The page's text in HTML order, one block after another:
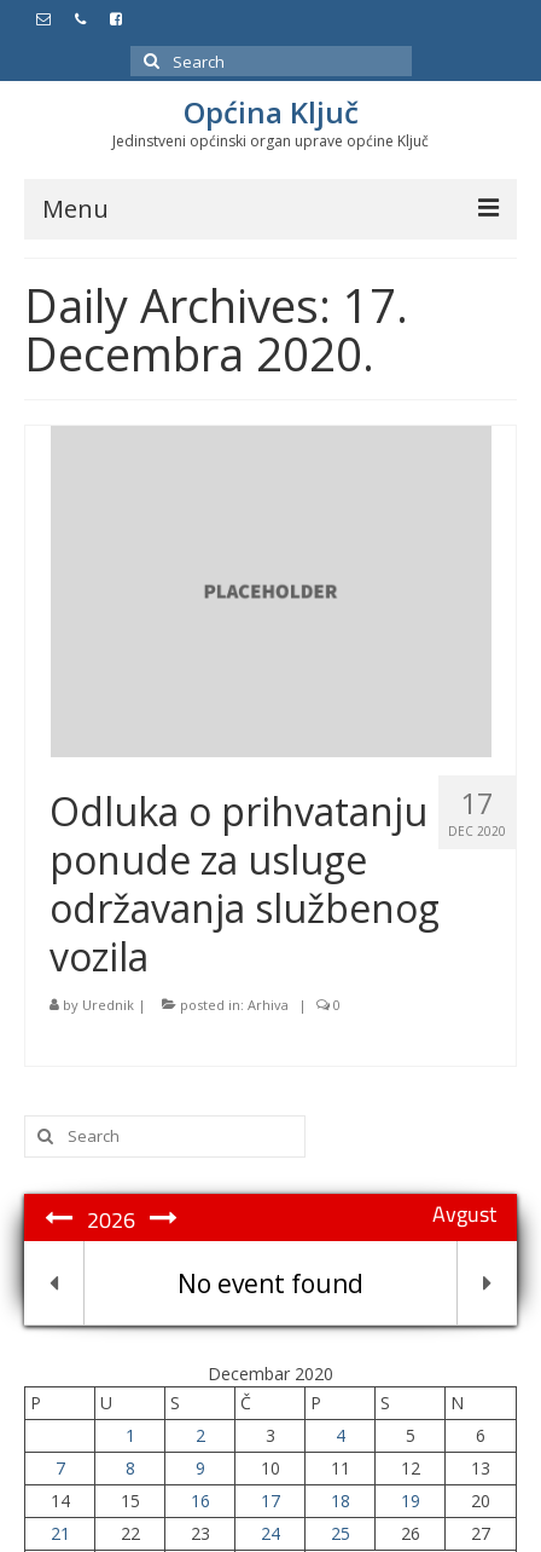
Search
for:
Općina Ključ
Jedinstveni općinski organ uprave općine Ključ
Menu
Službeni glasnici
Javne nabavke
Značajni datumi i manifestacije
Daily Archives: 17.
Decembra 2020.
17
DEC 2020
Odluka o prihvatanju
ponude za usluge
održavanja službenog
vozila
by Urednik | posted in: Arhiva | 0
Search
for:
Avgust
2026
No event found
Decembar 2020
P
U S Č P S
N
1
2 3 4 5
6
7
8 9 10 11 12
13
14
15 16 17 18 19
20
21
22 23 24 25 26
27